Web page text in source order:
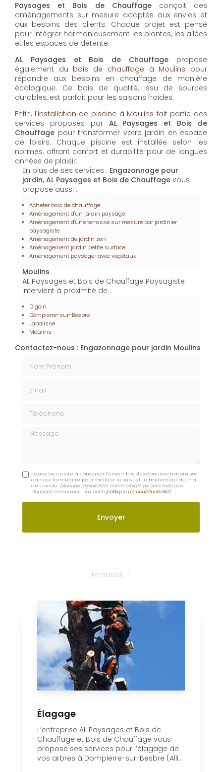
Enfin,l'installation de piscine à Moulins
fait partie des
services proposés parAL Paysages et Bois de
Chauffagepour transformer votre jardin en espace
de loisirs. Chaque piscine est installée selon les
normes, offrant confort et durabilité pour de longues
En plus de ses services :
Engazonnage pour
jardin, AL Paysages et Bois de Chauffagevous
propose aussi :
Acheter bois de chauffage
Aménagement d'une terrasse sur mesure par jardinier
paysagiste
Aménagement de jardin zen
Aménagement jardin petite surface
Aménagement paysager avec végétaux
Moulins
AL Paysages et Bois de Chauffage Paysagiste
intervient à proximité de :
Dompierre-sur-Besbre
Lapalisse
Moulins
Contactez-nous : Engazonnage pour jardin Moulins
Nom Prénom
Email
Message
J'autorise ce site à conserver l'ensemble des données transmises
Élagage
L’entreprise AL Paysages et Bois de
Chauffage et Bois de Chauffage vous
propose ses services pour l’élagage de
vos arbres à Dompierre-sur-Besbre (Alli...
En savoir plus